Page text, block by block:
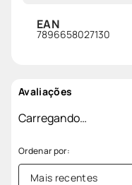
EAN
7896658027130
Avaliações
Carregando…
Mais recentes